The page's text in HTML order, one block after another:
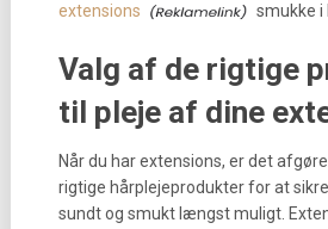
extensions
smukke i
Valg af de rigtige
til pleje af dine
Når du har extensions, er det
rigtige hårplejeprodukter for at
sundt og smukt længst muligt.